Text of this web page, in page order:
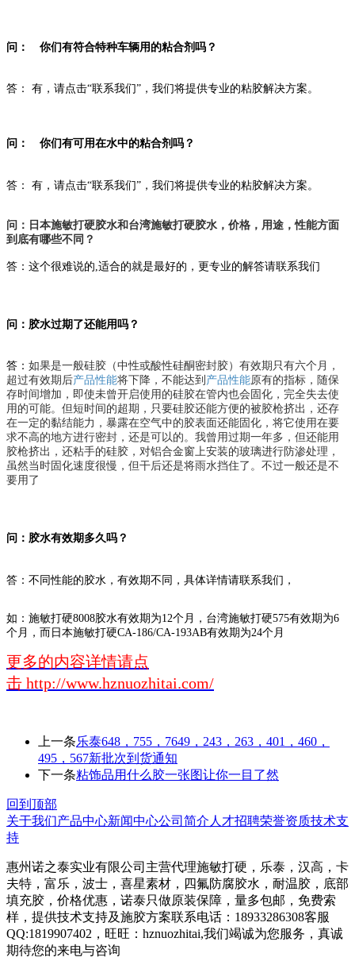
问： 你们有符合特种车辆用的粘合剂吗？
答： 有，请点击“联系我们”，我们将提供专业的粘胶解决方案。
问： 你们有可用在水中的粘合剂吗？
答： 有，请点击“联系我们”，我们将提供专业的粘胶解决方案。
问：日本施敏打硬胶水和台湾施敏打硬胶水，价格，用途，性能方面
到底有哪些不同？
答：这个很难说的,适合的就是最好的，更专业的解答请联系我们
问：胶水过期了还能用吗？
答： 如果是一般硅胶（中性或酸性硅酮密封胶）有效期只有六个月，
超过有效期后产品性能将下降，不能达到 产品性能原有的指标，随保
存时间增加，即使未曾开启使用的硅胶在管内也会固化，完全失去使
用的可能。但短时间的超期，只要硅胶还能方便的被胶枪挤出，还存
在一定的黏结能力，暴露在空气中的胶表面还能固化，将它使用在要
求不高的地方进行密封，还是可以的。我曾用过期一年多，但还能用
胶枪挤出，还粘手的硅胶，对铝合金窗上安装的玻璃进行防渗处理，
虽然当时固化速度很慢，但干后还是将雨水挡住了。不过一般还是不
要用了
问：胶水有效期多久吗？
答：不同性能的胶水，有效期不同，具体详情请联系我们，
如：施敏打硬8008胶水有效期为12个月，台湾施敏打硬575有效期为6
个月，而日本施敏打硬CA-186/CA-193AB有效期为24个月
更多的内容详情请点
击 http://www.hznuozhitai.com/
上一条乐泰648，755，7649，243，263，401，460，
495，567新批次到货通知
下一条粘饰品用什么胶一张图让你一目了然
回到顶部
关于我们产品中心新闻中心公司简介 人才招聘荣誉资质技术支
持
惠州诺之泰实业有限公司主营代理施敏打硬，乐泰，汉高，卡
夫特，富乐，波士，喜星素材，四氟防腐胶水，耐温胶，底部
填充胶，价格优惠，诺泰只做原装保障，量多包邮，免费索
样，提供技术支持及施胶方案联系电话：18933286308客服
QQ:1819907402，旺旺：hznuozhitai,我们竭诚为您服务，真诚
期待您的来电与咨询